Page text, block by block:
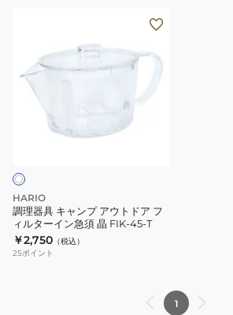
具
ア
ウ
ト
ド
ア
HARIO
調理器具 キャンプ アウトドア フ
ィルターイン急須 晶 FIK-45-T
￥2,750 （税込）
25ポイント
1